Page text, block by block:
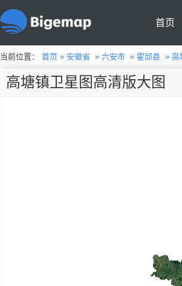
首页
当前位置： 首页» 安徽省 » 六安市» 霍邱县» 高
高塘镇卫星图高清版大图